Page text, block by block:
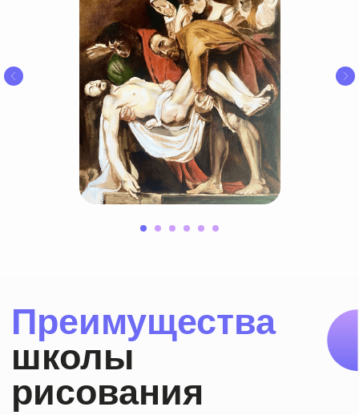
Участвуйв наших
и учись
Приходите учиться вдвоем и получайте
скидку
по 500 руб на курс
Приведи друга